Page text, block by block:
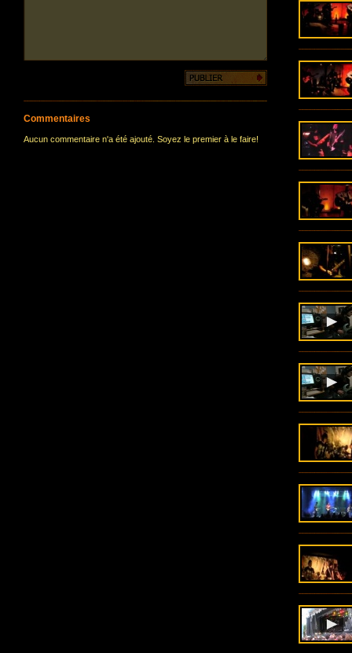
Commentaires
Aucun commentaire n'a été ajouté. Soyez le premier à le faire!